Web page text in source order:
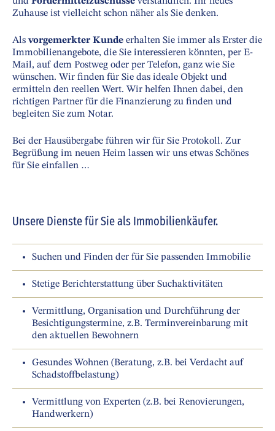
Zuhause ist vielleicht schon näher als Sie denken.
Alsvorgemerkter Kunde erhalten Sie immer als Erster die
Immobilienangebote, die Sie interessieren könnten, per E-
Mail, auf dem Postweg oder per Telefon, ganz wie Sie
wünschen. Wir finden für Sie das ideale Objekt und
ermitteln den reellen Wert. Wir helfen Ihnen dabei, den
richtigen Partner für die Finanzierung zu finden und
begleiten Sie zum Notar.
Bei der Hausübergabe führen wir für Sie Protokoll. Zur
Begrüßung im neuen Heim lassen wir uns etwas Schönes
für Sie einfallen …
Unsere Dienste für Sie als Immobilienkäufer.
Suchen und Finden der für Sie passenden Immobilie
Stetige Berichterstattung über Suchaktivitäten
Vermittlung, Organisation und Durchführung der
Besichtigungstermine, z.B. Terminvereinbarung mit
den aktuellen Bewohnern
Gesundes Wohnen (Beratung, z.B. bei Verdacht auf
Schadstoffbelastung)
Vermittlung von Experten (z.B. bei Renovierungen,
Handwerkern)